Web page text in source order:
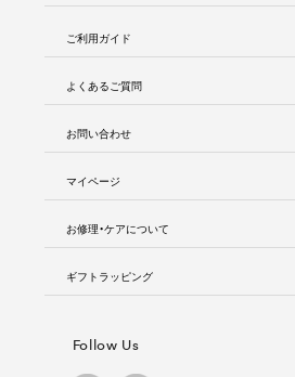
ご利用ガイド
よくあるご質問
お問い合わせ
マイページ
お修理・ケアについて
ギフトラッピング
Follow Us